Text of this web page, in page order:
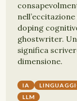
doping
ghostwriter.
significa
dimensione.
IA
LLM